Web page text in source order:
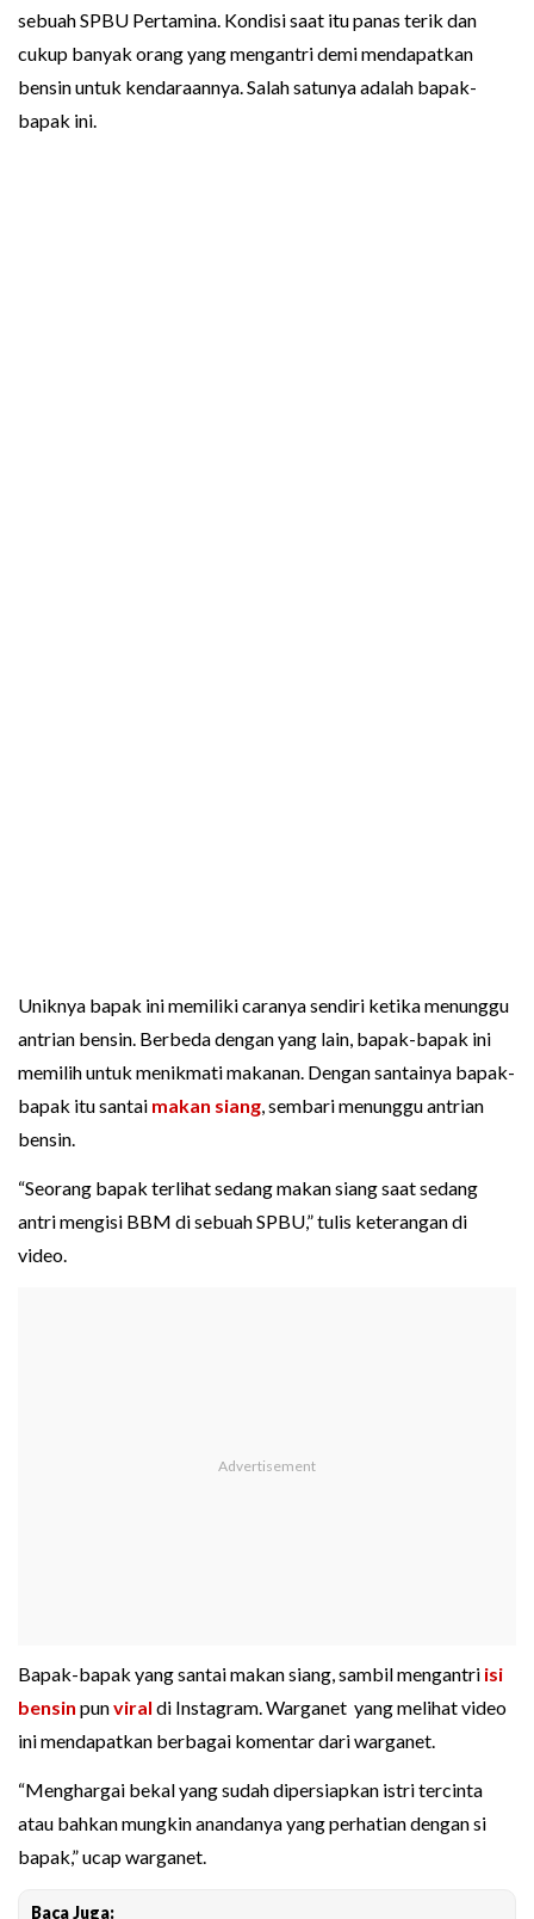
sebuah SPBU Pertamina. Kondisi saat itu panas terik dan
cukup banyak orang yang mengantri demi mendapatkan
bensin untuk kendaraannya. Salah satunya adalah bapak-
bapak ini.
Uniknya bapak ini memiliki caranya sendiri ketika menunggu
antrian bensin. Berbeda dengan yang lain, bapak-bapak ini
memilih untuk menikmati makanan. Dengan santainya bapak-
bapak itu santai makan siang, sembari menunggu antrian
bensin.
“Seorang bapak terlihat sedang makan siang saat sedang
antri mengisi BBM di sebuah SPBU,” tulis keterangan di
video.
Bapak-bapak yang santai makan siang, sambil mengantri isi
bensin punviral di Instagram. Warganet yang melihat video
ini mendapatkan berbagai komentar dari warganet.
“Menghargai bekal yang sudah dipersiapkan istri tercinta
atau bahkan mungkin anandanya yang perhatian dengan si
bapak,” ucap warganet.
Baca Juga: